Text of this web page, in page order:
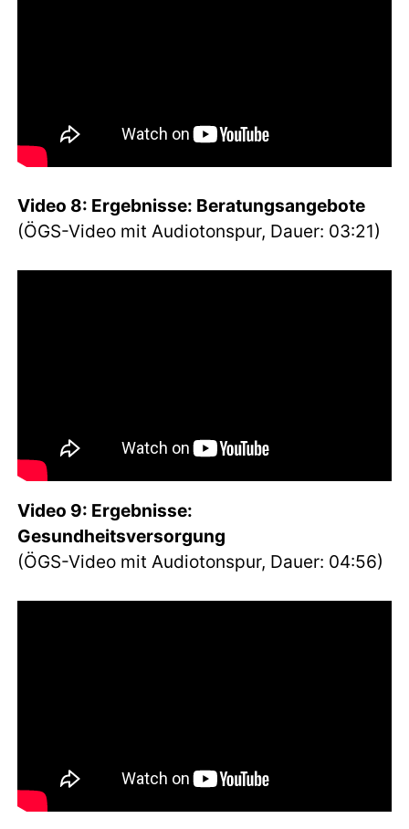
Video 8: Ergebnisse: Beratungsangebote
(ÖGS-Video mit Audiotonspur, Dauer: 03:21)
Video 9: Ergebnisse:
Gesundheitsversorgung
(ÖGS-Video mit Audiotonspur, Dauer: 04:56)